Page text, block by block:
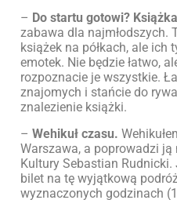
– Do startu gotowi?
zabawa dla najmłodszych.
książek na półkach, ale ich
emotek. Nie będzie łatwo,
rozpoznacie je wszystkie.
znajomych i stańcie do
znalezienie książki.
– Wehikuł czasu.
Warszawa, a poprowadzi
Kultury Sebastian
bilet na tę wyjątkową
wyznaczonych godzinach